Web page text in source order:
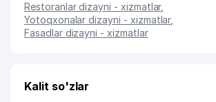
Restoranlar dizayni - xizmatlar,
Yotoqxonalar dizayni - xizmatlar,
Fasadlar dizayni - xizmatlar
Kalit so'zlar